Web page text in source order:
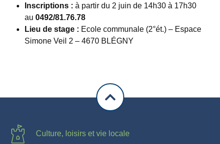
Inscriptions : à partir du 2 juin de 14h30 à 17h30
au 0492/81.76.78
Lieu de stage : Ecole communale (2°ét.) – Espace
Simone Veil 2 – 4670 BLÉGNY
Culture, loisirs et vie locale